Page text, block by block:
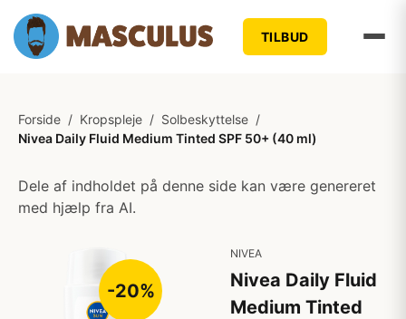
TILBUD
Forside / Kropspleje / Solbeskyttelse /
Nivea Daily Fluid Medium Tinted SPF 50+ (40 ml)
Dele af indholdet på denne side kan være genereret
med hjælp fra AI.
-20%
NIVEA
Nivea Daily Fluid
Medium Tinted